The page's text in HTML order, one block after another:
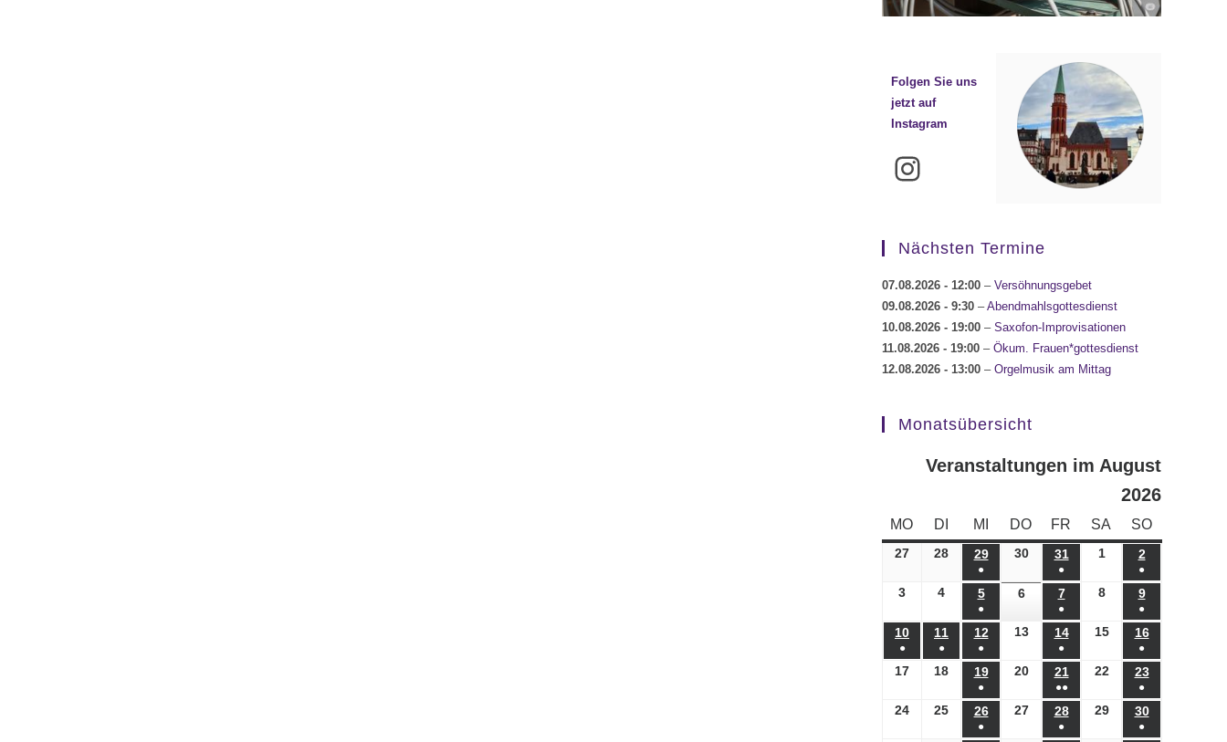
Folgen Sie uns
jetzt auf
Instagram
Instagram
Nächsten Termine
07.08.2026 - 12:00 – Versöhnungsgebet
09.08.2026 - 9:30 –Abendmahlsgottesdienst
10.08.2026 - 19:00 – Saxofon-Improvisationen
11.08.2026 - 19:00 – Ökum. Frauen*gottesdienst
12.08.2026 - 13:00 – Orgelmusik am Mittag
Monatsübersicht
Veranstaltungen im August
2026
MO MONTAG
DI DIENSTAG
MI MITTWOCH
DO DONNERSTAG
FR FREITAG
SA SAMSTAG
SOSONNTAG
27 27.07.2026
28 28.07.2026
2929.07.2026
●
(1
Veranstaltung)
3030.07.2026
3131.07.2026
●
(1
Veranstaltung)
101.08.2026
202.08.2026
●
(1
Veranstaltung)
3 03.08.2026
4 04.08.2026
505.08.2026
●
(1
Veranstaltung)
606.08.2026
707.08.2026
●
(1
Veranstaltung)
808.08.2026
909.08.2026
●
(1
Veranstaltung)
10 10.08.2026
●
(1
Veranstaltung)
11 11.08.2026
●
(1
Veranstaltung)
1212.08.2026
●
(1
Veranstaltung)
1313.08.2026
1414.08.2026
●
(1
Veranstaltung)
1515.08.2026
1616.08.2026
●
(1
Veranstaltung)
17 17.08.2026
18 18.08.2026
1919.08.2026
●
(1
Veranstaltung)
2020.08.2026
2121.08.2026
●●
(2
Veranstaltungen)
2222.08.2026
2323.08.2026
●
(1
Veranstaltung)
24 24.08.2026
25 25.08.2026
2626.08.2026
●
2727.08.2026
2828.08.2026
●
2929.08.2026
3030.08.2026
●